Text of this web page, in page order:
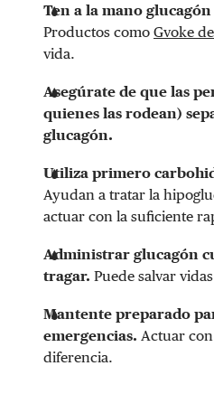
Ten a la mano
Productos como Gvoke
vida.
Asegúrate de que las
quienes las rodean)
glucagón.
Utiliza primero
Ayudan a tratar la
actuar con la suficiente
Administrar glucagón
tragar. Puede salvar
Mantente preparado
emergencias. Actuar
diferencia.